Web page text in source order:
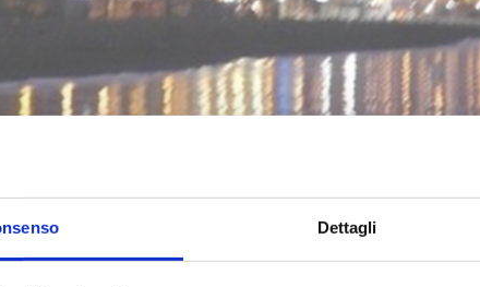
Dettagli
FIESTA ! MUSIQUE ET